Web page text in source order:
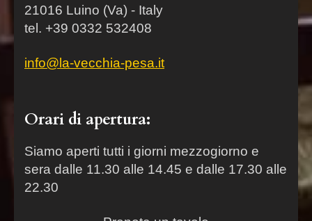
21016 Luino (Va) - Italy
tel. +39 0332 532408
info@la-vecchia-pesa.it
Orari di apertura:
Siamo aperti tutti i giorni mezzogiorno e
sera dalle 11.30 alle 14.45 e dalle 17.30 alle
22.30